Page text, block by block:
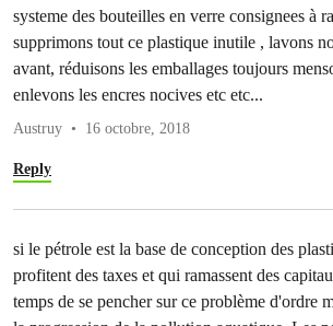
systeme des bouteilles en verre consignees à
supprimons tout ce plastique inutile , lavons
avant, réduisons les emballages toujours
enlevons les encres nocives etc etc...
Austruy 16 octobre, 2018
Reply
si le pétrole est la base de conception des
profitent des taxes et qui ramassent des
temps de se pencher sur ce problème d'ordre